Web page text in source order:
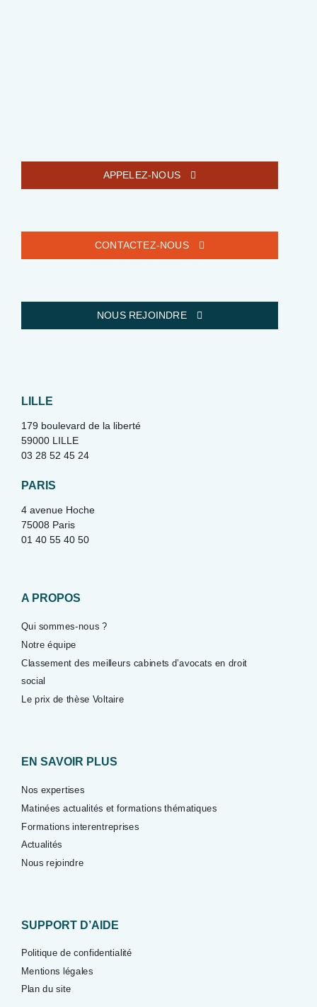
APPELEZ-NOUS
CONTACTEZ-NOUS
NOUS REJOINDRE
LILLE
179 boulevard de la liberté
59000 LILLE
03 28 52 45 24
PARIS
4 avenue Hoche
75008 Paris
01 40 55 40 50
A PROPOS
Qui sommes-nous ?
Notre équipe
Classement des meilleurs cabinets d’avocats en droit
social
Le prix de thèse Voltaire
EN SAVOIR PLUS
Nos expertises
Matinées actualités et formations thématiques
Formations interentreprises
Actualités
Nous rejoindre
SUPPORT D’AIDE
Politique de confidentialité
Mentions légales
Plan du site